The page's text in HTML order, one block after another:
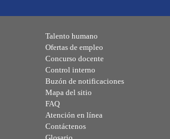
Talento humano
Ofertas de empleo
Concurso docente
Control interno
Buzón de notificaciones
Mapa del sitio
FAQ
Atención en línea
Contáctenos